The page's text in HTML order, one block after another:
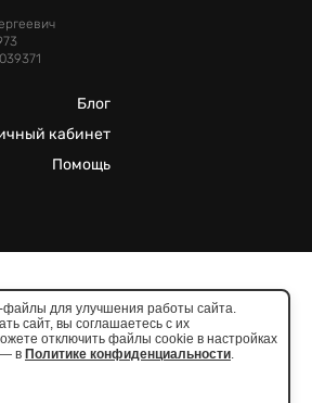
Блог
кабинет
Помощь
Все права защищены.
организацией в России
для улучшения работы сайта.
сайт, вы соглашаетесь с их
отключить файлы cookie в настройках
— в Политике конфиденциальности.